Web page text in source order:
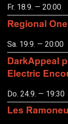
Fr. 18.9. — 20:00
Regional
Sa. 19.9. — 20:00
DarkAppeal
Electric
Do. 24.9. — 19:30
Les